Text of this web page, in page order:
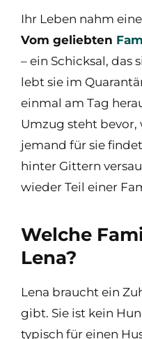
Ihr Leben nahm
Vom geliebten
– ein Schicksal, das
lebt sie im
einmal am Tag
Umzug steht bevor,
jemand für sie
hinter Gittern
wieder Teil einer
Welche
Lena?
Lena braucht ein
gibt. Sie ist kein
typisch für einen